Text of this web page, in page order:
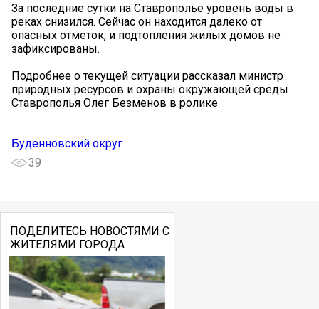
За последние сутки на Ставрополье уровень воды в
реках снизился. Сейчас он находится далеко от
опасных отметок, и подтопления жилых домов не
зафиксированы.
Подробнее о текущей ситуации рассказал министр
природных ресурсов и охраны окружающей среды
Ставрополья Олег Безменов в ролике
Буденновский округ
39
ПОДЕЛИТЕСЬ НОВОСТЯМИ С
ЖИТЕЛЯМИ ГОРОДА